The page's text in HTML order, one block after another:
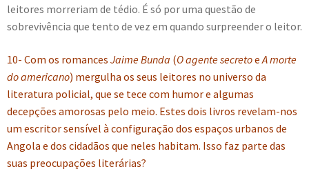
leitores morreriam de tédio. É só por uma questão de
sobrevivência que tento de vez em quando surpreender o leitor.
10- Com os romances Jaime Bunda (O agente secretoeA morte
do americano) mergulha os seus leitores no universo da
literatura policial, que se tece com humor e algumas
decepções amorosas pelo meio. Estes dois livros revelam-nos
um escritor sensível à configuração dos espaços urbanos de
Angola e dos cidadãos que neles habitam. Isso faz parte das
suas preocupações literárias?